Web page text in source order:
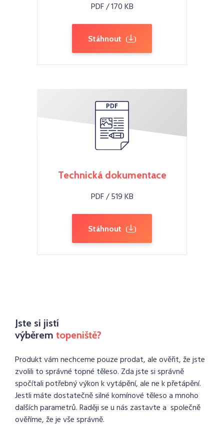
PDF / 170 KB
Stáhnout
Technická dokumentace
PDF / 519 KB
Stáhnout
Jste si jistí
výběrem topeniště?
Produkt vám nechceme pouze prodat, ale ověřit, že jste
zvolili to správné topné těleso. Zda jste si správně
spočítali potřebný výkon k vytápění, ale ne k přetápění.
Jestli máte dostatečně silné komínové těleso a mnoho
dalších parametrů. Raději se u nás zastavte a společně
ověříme, že je vše správně.